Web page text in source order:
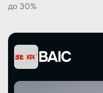
до 30%
BAIC